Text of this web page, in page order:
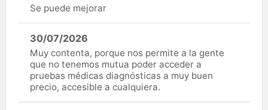
Se puede mejorar
30/07/2026
Muy contenta, porque nos permite a la gente
que no tenemos mutua poder acceder a
pruebas médicas diagnósticas a muy buen
precio, accesible a cualquiera.